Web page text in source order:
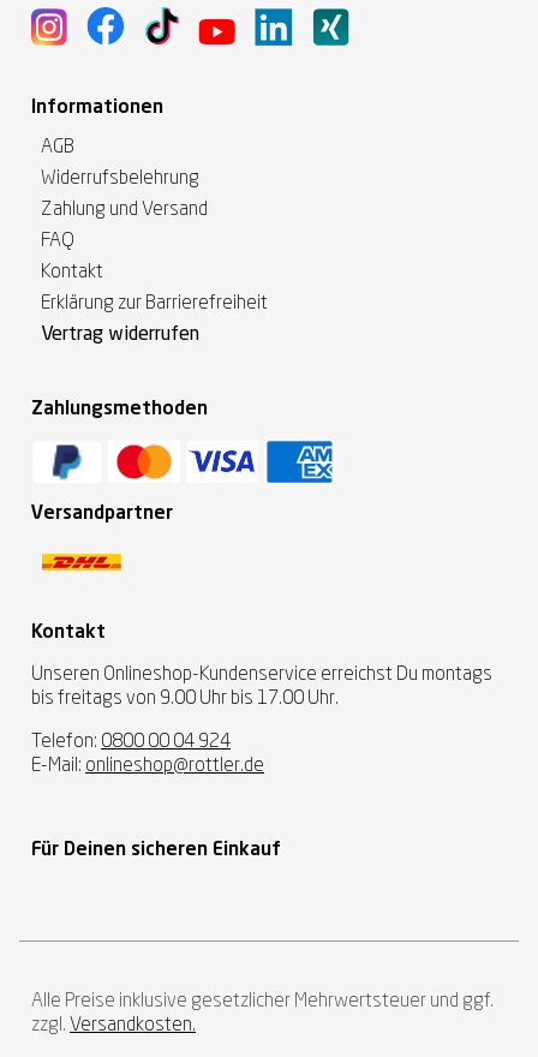
Informationen
AGB
Widerrufsbelehrung
Zahlung und Versand
FAQ
Kontakt
Erklärung zur Barrierefreiheit
Vertrag widerrufen
Zahlungsmethoden
Versandpartner
Kontakt
Unseren Onlineshop-Kundenservice erreichst Du montags
bis freitags von 9.00 Uhr bis 17.00 Uhr.
Telefon: 0800 00 04 924
E-Mail: onlineshop@rottler.de
Für Deinen sicheren Einkauf
Alle Preise inklusive gesetzlicher Mehrwertsteuer und ggf.
zzgl. Versandkosten.